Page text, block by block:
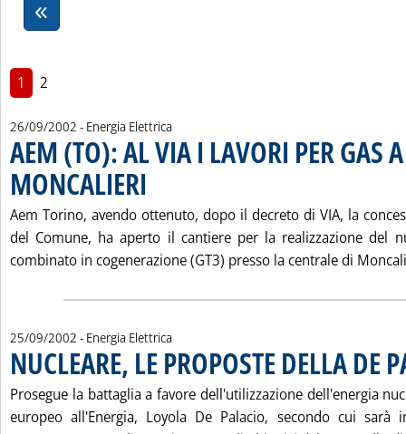
1 2
26/09/2002 - Energia Elettrica
AEM (TO): AL VIA I LAVORI PER GAS A
MONCALIERI
Aem Torino, avendo ottenuto, dopo il decreto di VIA, la
del Comune, ha aperto il cantiere per la realizzazione del
combinato in cogenerazione (GT3) presso la centrale di
25/09/2002 - Energia Elettrica
NUCLEARE, LE PROPOSTE DELLA DE
Prosegue la battaglia a favore dell'utilizzazione dell'energia
europeo all'Energia, Loyola De Palacio, secondo cui sarà